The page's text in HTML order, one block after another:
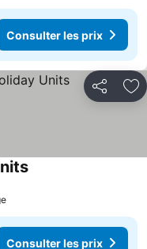
Consulter les prix
Partager
Consulter les prix